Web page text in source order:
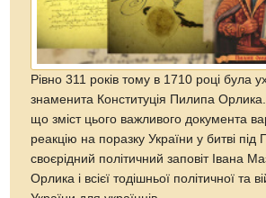
Рівно 311 років тому в 1710 році була
знаменита Конституція Пилипа
що зміст цього важливого документа
реакцію на поразку України у битві
своєрідний політичний заповіт Івана
Орлика і всієї тодішньої політичної та